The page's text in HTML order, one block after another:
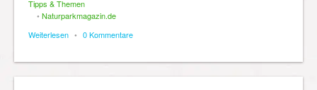
Tipps & Themen
• Naturparkmagazin.de
Weiterlesen • 0 Kommentare